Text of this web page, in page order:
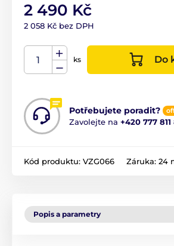
2 490 Kč
2 058 Kč bez DPH
ks Do
Potřebujete poradit?
Zavolejte na +420 777
Kód produktu: VZG066 Záruka: 24
Popis a parametry